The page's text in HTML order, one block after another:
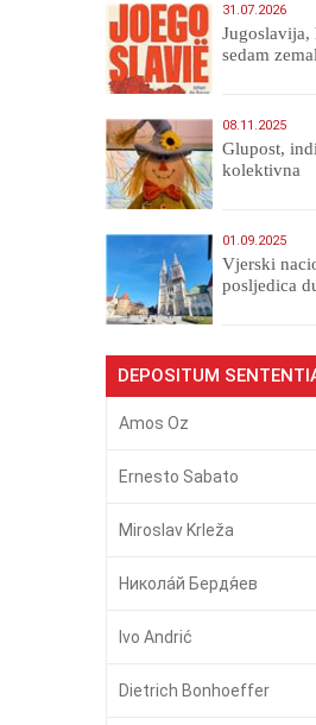
31.07.2026
Jugoslavija,
sedam
08.11.2025
Glupost,
kolektivna
01.09.2025
​Vjerski
posljedica
DEPOSITUM
Amos Oz
Ernesto Sabato
Miroslav Krleža
Никола́й Бердя́ев
Ivo Andrić
Dietrich Bonhoeffer